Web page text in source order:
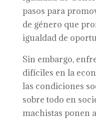
pasos para
de género que
igualdad de
Sin embargo,
difíciles en la
las condiciones
sobre todo en
machistas ponen